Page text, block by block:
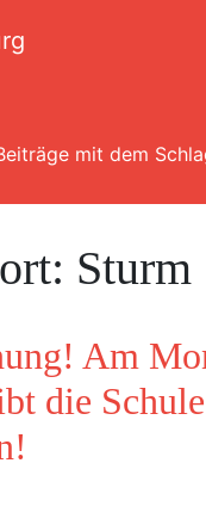
mit dem
Sturm
Am
die Schule